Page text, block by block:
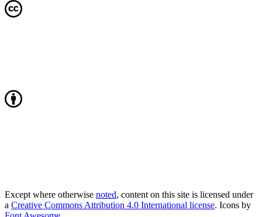
Except where otherwise noted, content on this site is licensed under
a Creative Commons Attribution 4.0 International license. Icons by